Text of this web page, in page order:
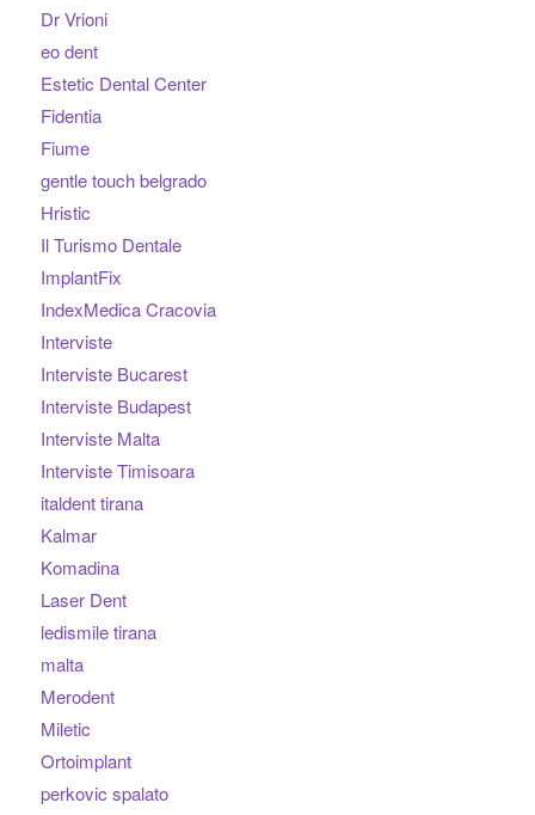
Dr Vrioni
eo dent
Estetic Dental Center
Fidentia
Fiume
gentle touch belgrado
Hristic
Il Turismo Dentale
ImplantFix
IndexMedica Cracovia
Interviste
Interviste Bucarest
Interviste Budapest
Interviste Malta
Interviste Timisoara
italdent tirana
Kalmar
Komadina
Laser Dent
ledismile tirana
malta
Merodent
Miletic
Ortoimplant
perkovic spalato